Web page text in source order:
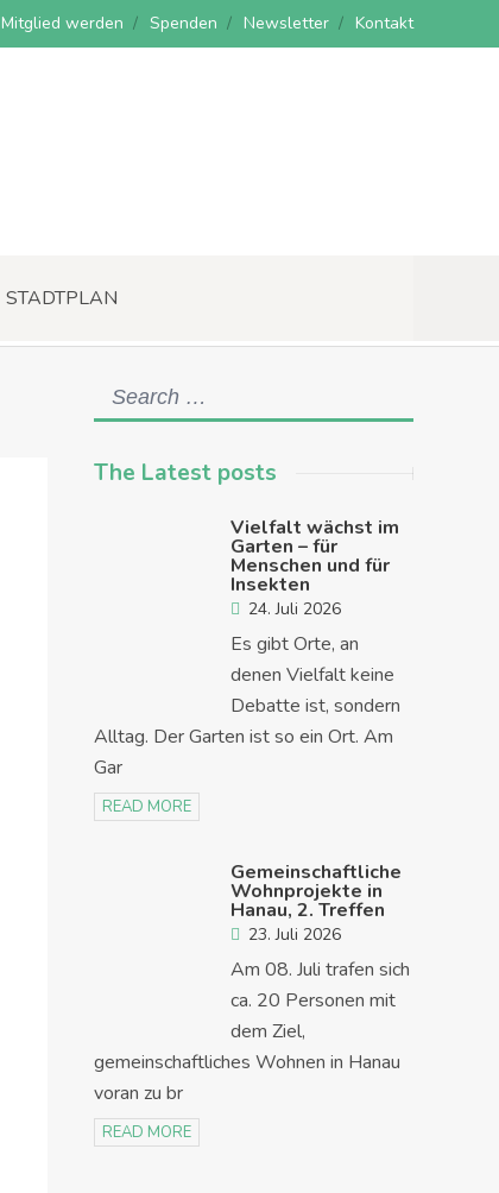
Mitglied werden Spenden Newsletter Kontakt
STADTPLAN
The Latest posts
Vielfalt wächst im
Garten – für
Menschen und für
Insekten
24. Juli 2026
Es gibt Orte, an
denen Vielfalt keine
Debatte ist, sondern
Alltag. Der Garten ist so ein Ort. Am
Gar
READ MORE
Gemeinschaftliche
Wohnprojekte in
Hanau, 2. Treffen
23. Juli 2026
Am 08. Juli trafen sich
ca. 20 Personen mit
dem Ziel,
gemeinschaftliches Wohnen in Hanau
voran zu br
READ MORE